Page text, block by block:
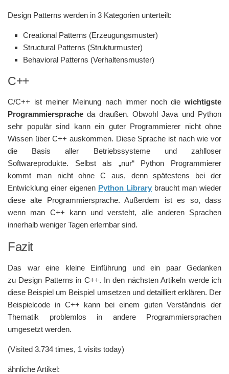
Design Patterns werden in 3 Kategorien unterteilt:
Creational Patterns (Erzeugungsmuster)
Structural Patterns (Strukturmuster)
Behavioral Patterns (Verhaltensmuster)
C++
C/C++ ist meiner Meinung nach immer noch die wichtigste
Programmiersprache da draußen. Obwohl Java und Python
sehr populär sind kann ein guter Programmierer nicht ohne
Wissen über C++ auskommen. Diese Sprache ist nach wie vor
die Basis aller Betriebssysteme und zahlloser
Softwareprodukte. Selbst als „nur“ Python Programmierer
kommt man nicht ohne C aus, denn spätestens bei der
Entwicklung einer eigenen Python Library braucht man wieder
diese alte Programmiersprache. Außerdem ist es so, dass
wenn man C++ kann und versteht, alle anderen Sprachen
innerhalb weniger Tagen erlernbar sind.
Fazit
Das war eine kleine Einführung und ein paar Gedanken
zu Design Patterns in C++. In den nächsten Artikeln werde ich
diese Beispiel um Beispiel umsetzen und detailliert erklären. Der
Beispielcode in C++ kann bei einem guten Verständnis der
Thematik problemlos in andere Programmiersprachen
umgesetzt werden.
(Visited 3.734 times, 1 visits today)
ähnliche Artikel: